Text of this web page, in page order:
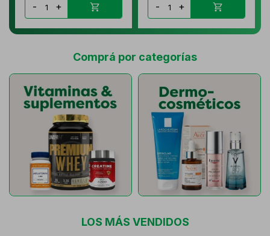
- + - +
Comprá por categorías
LOS MÁS VENDIDOS